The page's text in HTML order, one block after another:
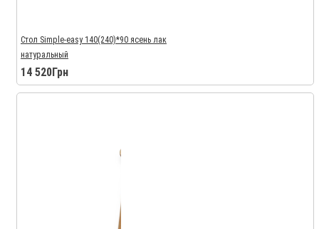
Стол Simple-easy 140(240)*90 ясень лак
натуральный
14 520Грн